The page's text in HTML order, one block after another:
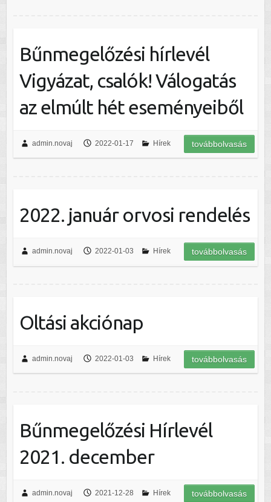
Bűnmegelőzési hírlevél
Vigyázat, csalók! Válogatás
az elmúlt hét eseményeiből
admin.novaj 2022-01-17 Hírek továbbolvasás
2022. január orvosi rendelés
admin.novaj 2022-01-03 Hírek továbbolvasás
Oltási akciónap
admin.novaj 2022-01-03 Hírek továbbolvasás
Bűnmegelőzési Hírlevél
2021. december
admin.novaj 2021-12-28 Hírek továbbolvasás